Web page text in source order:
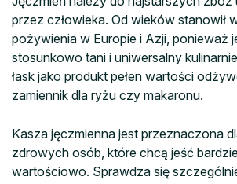
przez człowieka. Od wieków stanowił
pożywienia w Europie i Azji, ponieważ
stosunkowo tani i uniwersalny
łask jako produkt pełen wartości
zamiennik dla ryżu czy makaronu.
Kasza jęczmienna jest przeznaczona
zdrowych osób, które chcą jeść
wartościowo. Sprawdza się